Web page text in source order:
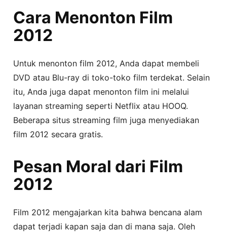
Cara Menonton Film
2012
Untuk menonton film 2012, Anda dapat membeli
DVD atau Blu-ray di toko-toko film terdekat. Selain
itu, Anda juga dapat menonton film ini melalui
layanan streaming seperti Netflix atau HOOQ.
Beberapa situs streaming film juga menyediakan
film 2012 secara gratis.
Pesan Moral dari Film
2012
Film 2012 mengajarkan kita bahwa bencana alam
dapat terjadi kapan saja dan di mana saja. Oleh